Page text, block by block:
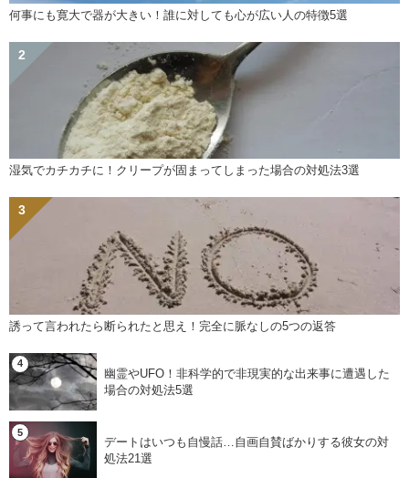
何事にも寛大で器が大きい！誰に対しても心が広い人の特徴5選
湿気でカチカチに！クリープが固まってしまった場合の対処法3選
誘って言われたら断られたと思え！完全に脈なしの5つの返答
幽霊やUFO！非科学的で非現実的な出来事に遭遇した
場合の対処法5選
デートはいつも自慢話…自画自賛ばかりする彼女の対
処法21選